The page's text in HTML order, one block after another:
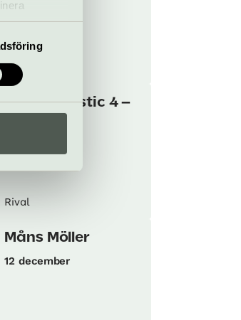
tjänster.
Rival
The Fantastic 4 –
Rival
Måns Möller
12 december